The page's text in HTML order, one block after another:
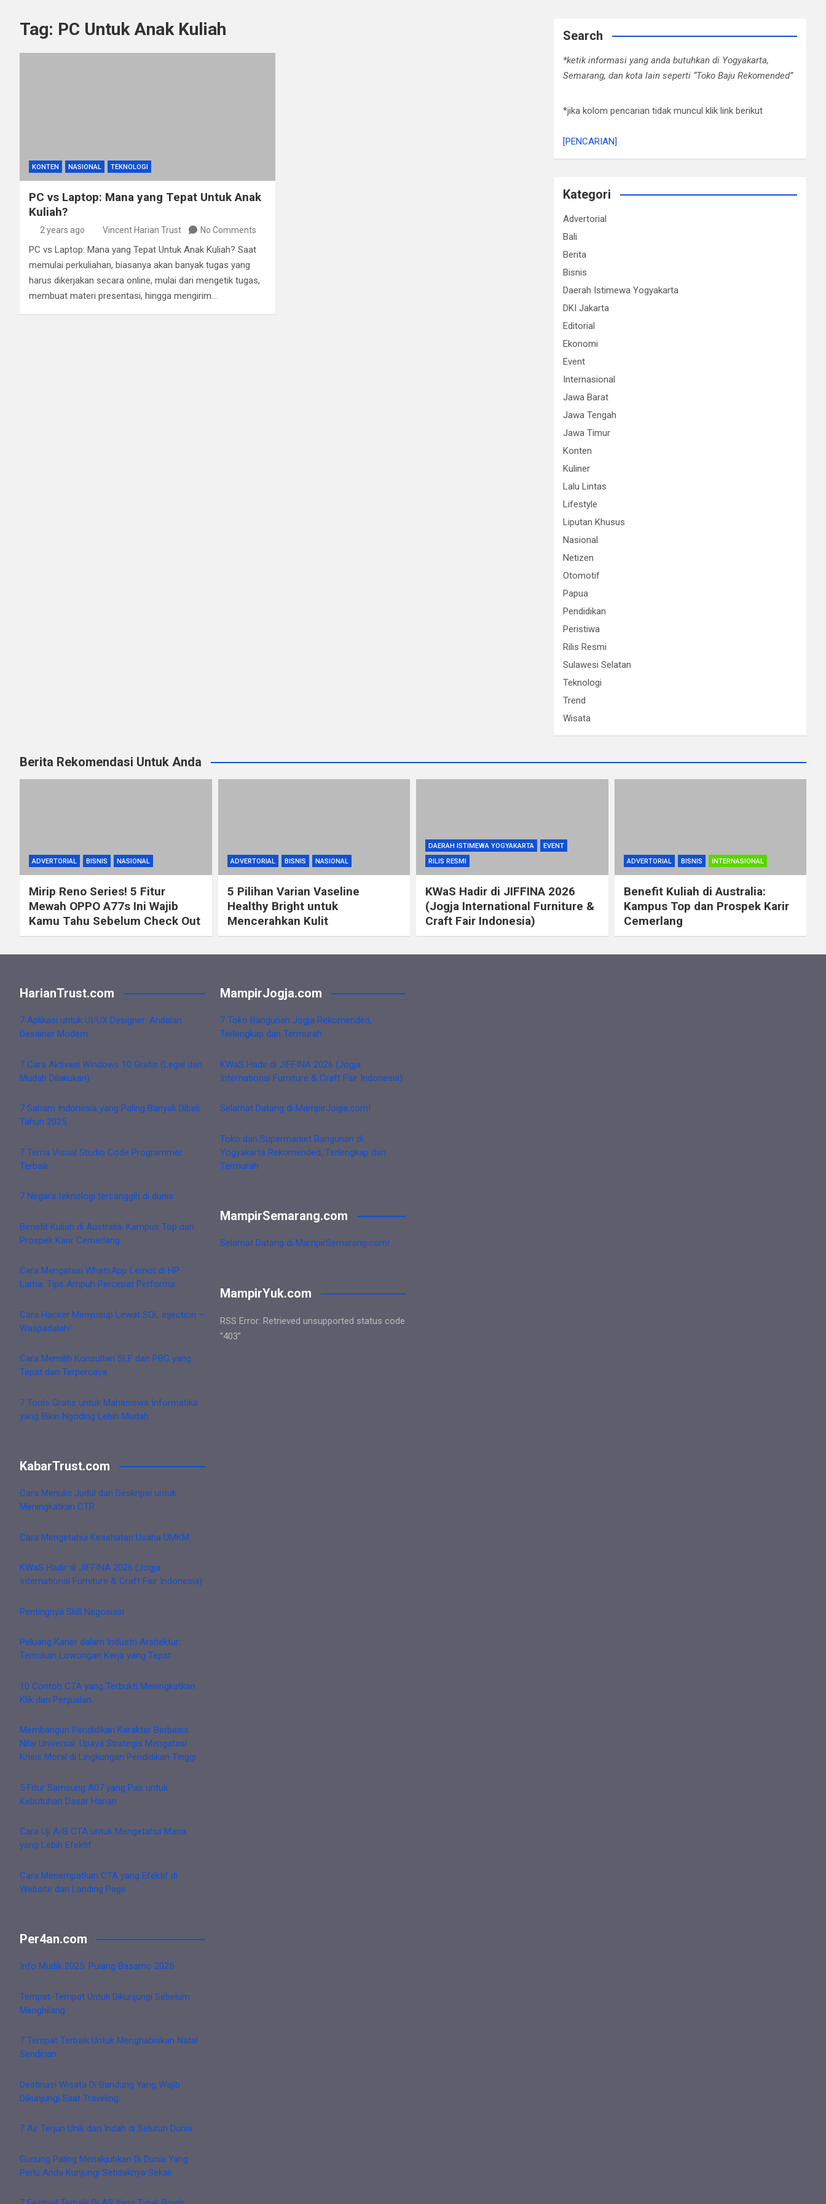
Tag: PC Untuk Anak Kuliah
KONTEN NASIONAL TEKNOLOGI
PC vs Laptop: Mana yang Tepat Untuk Anak
Kuliah?
2 years ago Vincent Harian Trust No Comments
PC vs Laptop: Mana yang Tepat Untuk Anak Kuliah? Saat
memulai perkuliahan, biasanya akan banyak tugas yang
harus dikerjakan secara online, mulai dari mengetik tugas,
membuat materi presentasi, hingga mengirim…
Search
*ketik informasi yang anda butuhkan di Yogyakarta,
Semarang, dan kota lain seperti “Toko Baju Rekomended”
*jika kolom pencarian tidak muncul klik link berikut
[PENCARIAN]
Kategori
Advertorial
Bali
Berita
Bisnis
Daerah Istimewa Yogyakarta
DKI Jakarta
Editorial
Ekonomi
Event
Internasional
Jawa Barat
Jawa Tengah
Jawa Timur
Konten
Kuliner
Lalu Lintas
Lifestyle
Liputan Khusus
Nasional
Netizen
Otomotif
Papua
Pendidikan
Peristiwa
Rilis Resmi
Sulawesi Selatan
Teknologi
Trend
Wisata
Berita Rekomendasi Untuk Anda
ADVERTORIAL BISNIS NASIONAL
Mirip Reno Series! 5 Fitur
Mewah OPPO A77s Ini Wajib
Kamu Tahu Sebelum Check Out
ADVERTORIAL BISNIS NASIONAL
5 Pilihan Varian Vaseline
Healthy Bright untuk
Mencerahkan Kulit
DAERAH ISTIMEWA YOGYAKARTA
EVENT
RILIS RESMI
KWaS Hadir di JIFFINA 2026
(Jogja International Furniture &
Craft Fair Indonesia)
ADVERTORIAL BISNIS INTERNASIONAL
Benefit Kuliah di Australia:
Kampus Top dan Prospek Karir
Cemerlang
HarianTrust.com
7 Aplikasi untuk UI/UX Designer: Andalan
Desainer Modern
7 Cara Aktivasi Windows 10 Gratis (Legal dan
Mudah Dilakukan)
7 Saham Indonesia yang Paling Banyak Dibeli
Tahun 2025
7 Tema Visual Studio Code Programmer
Terbaik
7 Negara teknologi tercanggih di dunia
Benefit Kuliah di Australia: Kampus Top dan
Prospek Karir Cemerlang
Cara Mengatasi WhatsApp Lemot di HP
Lama: Tips Ampuh Percepat Performa
Cara Hacker Menyusup Lewat SQL Injection –
Waspadalah!
Cara Memilih Konsultan SLF dan PBG yang
Tepat dan Terpercaya
7 Tools Gratis untuk Mahasiswa Informatika
yang Bikin Ngoding Lebih Mudah
KabarTrust.com
Cara Menulis Judul dan Deskripsi untuk
Meningkatkan CTR
Cara Mengetahui Kesehatan Usaha UMKM
KWaS Hadir di JIFFINA 2026 (Jogja
International Furniture & Craft Fair Indonesia)
Pentingnya Skill Negosiasi
Peluang Karier dalam Industri Arsitektur:
Temukan Lowongan Kerja yang Tepat
10 Contoh CTA yang Terbukti Meningkatkan
Klik dan Penjualan
Membangun Pendidikan Karakter Berbasis
Nilai Universal: Upaya Strategis Mengatasi
Krisis Moral di Lingkungan Pendidikan Tinggi
5 Fitur Samsung A07 yang Pas untuk
Kebutuhan Dasar Harian
Cara Uji A/B CTA untuk Mengetahui Mana
yang Lebih Efektif
Cara Menempatkan CTA yang Efektif di
Website dan Landing Page
Per4an.com
Info Mudik 2025: Pulang Basamo 2025
Tempat-Tempat Untuk Dikunjungi Sebelum
Menghilang
7 Tempat Terbaik Untuk Menghabiskan Natal
Sendirian
Destinasi Wisata Di Bandung Yang Wajib
Dikunjungi Saat Traveling
7 Air Terjun Unik dan Indah di Seluruh Dunia
Gunung Paling Menakjubkan Di Dunia Yang
Perlu Anda Kunjungi Setidaknya Sekali
MampirJogja.com
7 Toko Bangunan Jogja Rekomended,
Terlengkap dan Termurah
KWaS Hadir di JIFFINA 2026 (Jogja
International Furniture & Craft Fair Indonesia)
Selamat Datang di MampirJogja.com!
Toko dan Supermarket Bangunan di
Yogyakarta Rekomended, Terlengkap dan
Termurah
MampirSemarang.com
Selamat Datang di MampirSemarang.com!
MampirYuk.com
RSS Error: Retrieved unsupported status code
"403"